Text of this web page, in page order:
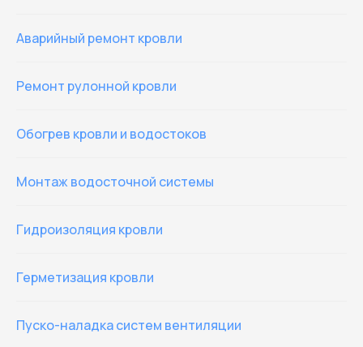
Аварийный ремонт кровли
Ремонт рулонной кровли
Обогрев кровли и водостоков
Монтаж водосточной системы
Гидроизоляция кровли
Герметизация кровли
Пуско-наладка систем вентиляции